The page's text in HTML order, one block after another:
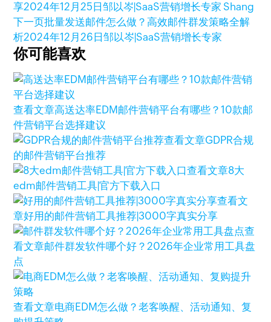
享2024年12月25日邹以岑|SaaS营销增长专家 Shang
下一页批量发送邮件怎么做？高效邮件群发策略全解
析2024年12月26日邹以岑|SaaS营销增长专家
你可能喜欢
查看文章高送达率EDM邮件营销平台有哪些？10款邮
件营销平台选择建议
查看文章GDPR合规
的邮件营销平台推荐
查看文章8大
edm邮件营销工具|官方下载入口
查看文
章好用的邮件营销工具推荐|3000字真实分享
查
看文章邮件群发软件哪个好？2026年企业常用工具盘
点
查看文章电商EDM怎么做？老客唤醒、活动通知、复